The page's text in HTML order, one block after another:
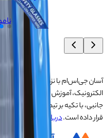
آسان
الکترونیک، آموزش تخصصی موبایل و
جانبی، با تکیه بر تیمی حرفه‌ای،
قرار داده است.درباره ما